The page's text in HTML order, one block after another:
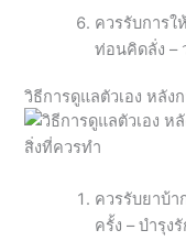
ควรรับการ
ท่อนคิดลั่ง –
วิธีการดูแลตัวเอง หลัง
สิ่งที่ควรทำ
ควรรับยาบ้
ครั้ง – บำรุง